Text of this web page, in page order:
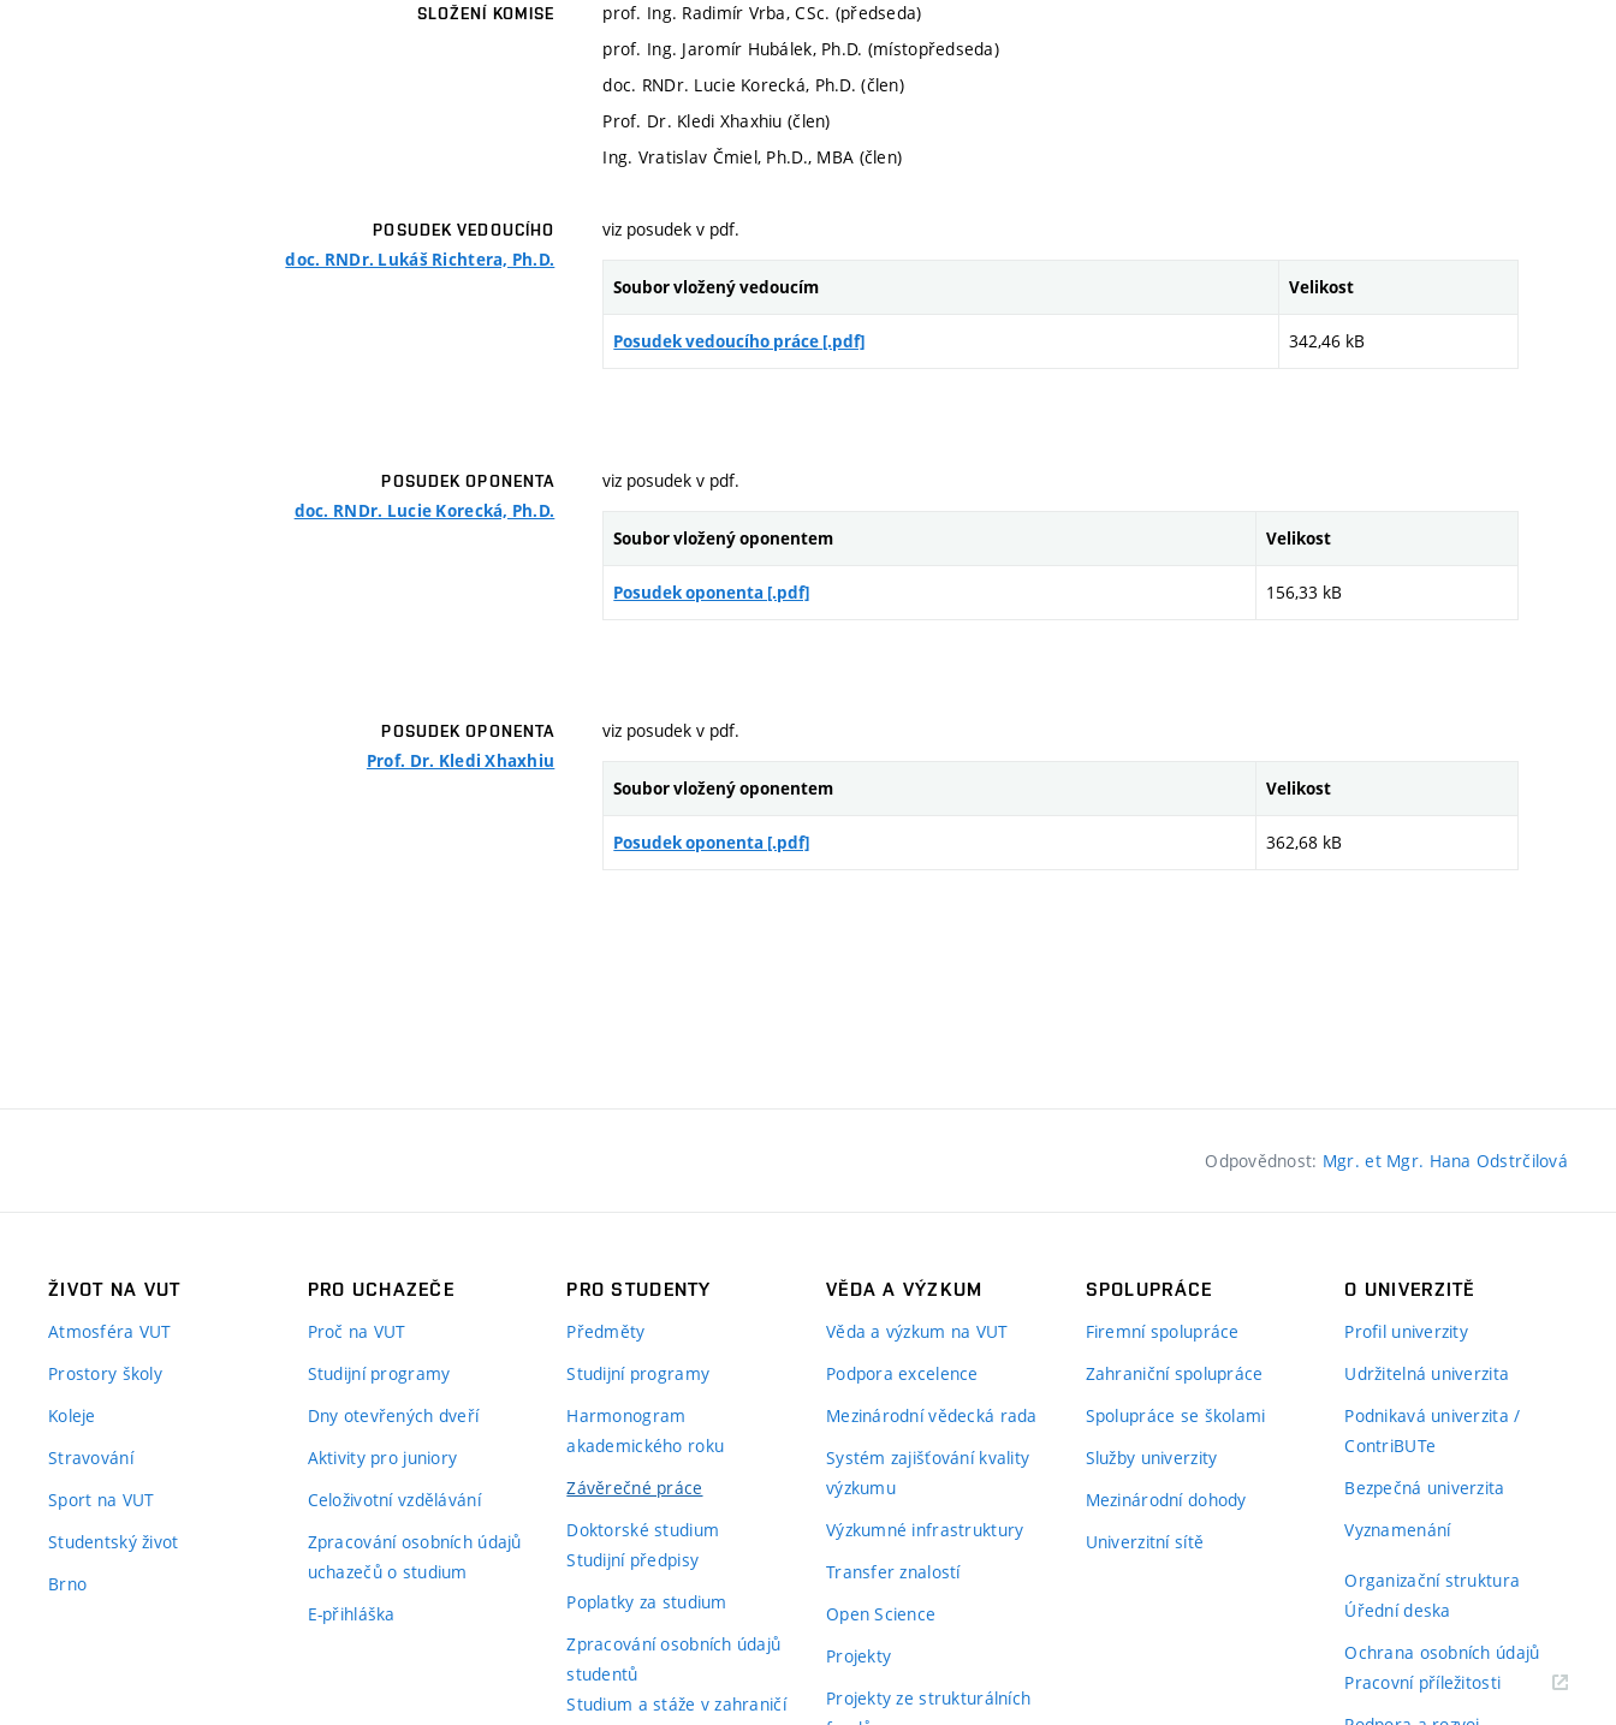
SLOŽENÍ KOMISE
prof. Ing. Radimír Vrba, CSc. (předseda)
prof. Ing. Jaromír Hubálek, Ph.D. (místopředseda)
doc. RNDr. Lucie Korecká, Ph.D. (člen)
Prof. Dr. Kledi Xhaxhiu (člen)
Ing. Vratislav Čmiel, Ph.D., MBA (člen)
POSUDEK VEDOUCÍHO
doc. RNDr. Lukáš Richtera, Ph.D.
viz posudek v pdf.
Soubor vložený vedoucím Velikost
Posudek vedoucího práce [.pdf] 342,46 kB
POSUDEK OPONENTA
doc. RNDr. Lucie Korecká, Ph.D.
viz posudek v pdf.
Soubor vložený oponentem Velikost
Posudek oponenta [.pdf] 156,33 kB
POSUDEK OPONENTA
Prof. Dr. Kledi Xhaxhiu
viz posudek v pdf.
Soubor vložený oponentem Velikost
Posudek oponenta [.pdf] 362,68 kB
Odpovědnost: Mgr. et Mgr. Hana Odstrčilová
ŽIVOT NA VUT
Atmosféra VUT
Prostory školy
Koleje
Stravování
Sport na VUT
Studentský život
Brno
PRO UCHAZEČE
Proč na VUT
Studijní programy
Dny otevřených dveří
Aktivity pro juniory
Celoživotní vzdělávání
Zpracování osobních údajů
uchazečů o studium
E-přihláška
PRO STUDENTY
Předměty
Studijní programy
Harmonogram
akademického roku
Závěrečné práce
Doktorské studium
Studijní předpisy
Poplatky za studium
Zpracování osobních údajů
studentů
Studium a stáže v zahraničí
VĚDA A VÝZKUM
Věda a výzkum na VUT
Podpora excelence
Mezinárodní vědecká rada
Systém zajišťování kvality
výzkumu
Výzkumné infrastruktury
Transfer znalostí
Open Science
Projekty
Projekty ze strukturálních
SPOLUPRÁCE
Firemní spolupráce
Zahraniční spolupráce
Spolupráce se školami
Služby univerzity
Mezinárodní dohody
Univerzitní sítě
O UNIVERZITĚ
Profil univerzity
Udržitelná univerzita
Podnikavá univerzita /
ContriBUTe
Bezpečná univerzita
Vyznamenání
Organizační struktura
Úřední deska
Ochrana osobních údajů
Pracovní příležitosti(externí